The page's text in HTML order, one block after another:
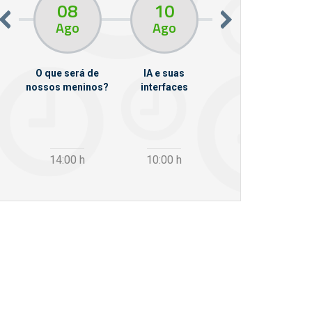
08
Ago
O que será de
nossos meninos?
14:00 h
10
Ago
IA e suas
interfaces
10:00 h